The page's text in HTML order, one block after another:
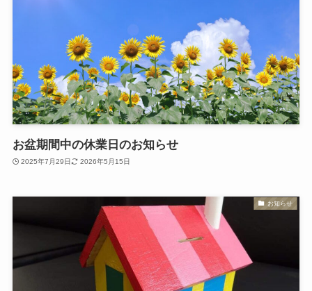
お盆期間中の休業日のお知らせ
2025年7月29日 2026年5月15日
お知らせ